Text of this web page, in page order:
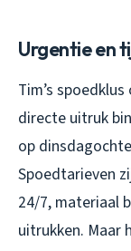
Urgentie en
Tim’s
directe uitruk
op
Spoedtarieven
24/7, materiaal
uitrukken. Maar